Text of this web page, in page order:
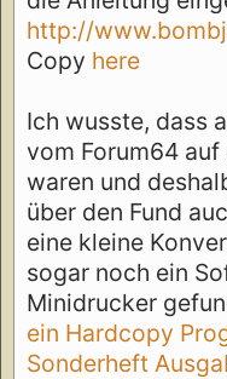
http://
Copy here
Ich wusste, dass
vom Forum64 auf
waren und
über den Fund
eine kleine
sogar noch ein
Minidrucker
ein Hardcopy
Sonderheft